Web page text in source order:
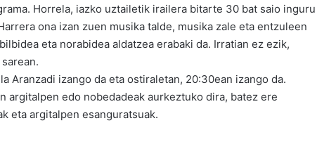
Horrela, iazko uztailetik irailera bitarte 30 bat saio inguru
ona izan zuen musika talde, musika zale eta entzuleen
eta norabidea aldatzea erabaki da. Irratian ez ezik,
Aranzadi izango da eta ostiraletan, 20:30ean izango da.
argitalpen edo nobedadeak aurkeztuko dira, batez ere
eta argitalpen esanguratsuak.